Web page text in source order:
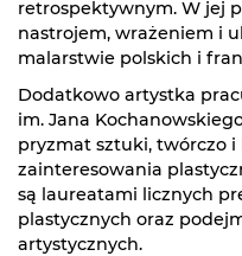
retrospektywnym. W jej
nastrojem, wrażeniem i
malarstwie polskich i
Dodatkowo artystka
im. Jana
pryzmat sztuki, twórczo
zainteresowania
są laureatami licznych
plastycznych oraz
artystycznych.